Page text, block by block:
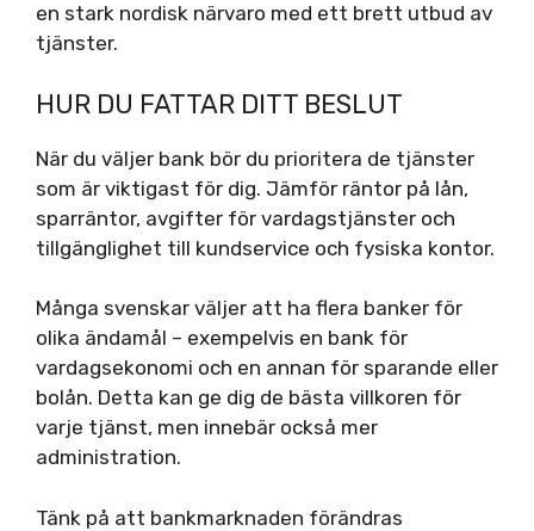
en stark nordisk närvaro med ett brett utbud av
tjänster.
HUR DU FATTAR DITT BESLUT
När du väljer bank bör du prioritera de tjänster
som är viktigast för dig. Jämför räntor på lån,
sparräntor, avgifter för vardagstjänster och
tillgänglighet till kundservice och fysiska kontor.
Många svenskar väljer att ha flera banker för
olika ändamål – exempelvis en bank för
vardagsekonomi och en annan för sparande eller
bolån. Detta kan ge dig de bästa villkoren för
varje tjänst, men innebär också mer
administration.
Tänk på att bankmarknaden förändras